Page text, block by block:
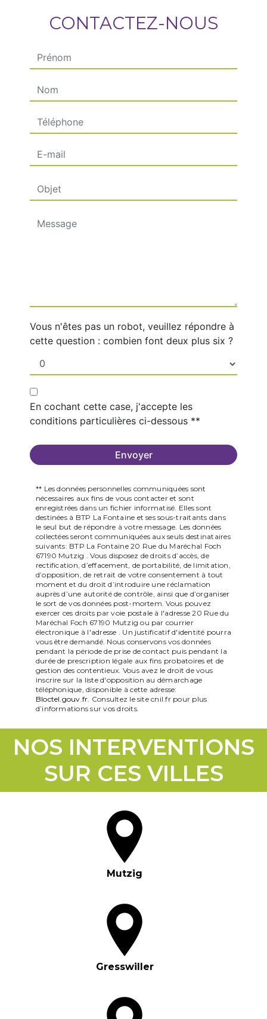
CONTACTEZ-NOUS
Vous n'êtes pas un robot, veuillez répondre à
cette question : combien font deux plus six ?
En cochant cette case, j'accepte les
conditions particulières ci-dessous **
Envoyer
** Les données personnelles communiquées sont
nécessaires aux fins de vous contacter et sont
enregistrées dans un fichier informatisé. Elles sont
destinées à BTP La Fontaine et ses sous-traitants dans
le seul but de répondre à votre message. Les données
collectées seront communiquées aux seuls destinataires
suivants: BTP La Fontaine 20 Rue du Maréchal Foch
67190 Mutzig . Vous disposez de droits d’accès, de
rectification, d’effacement, de portabilité, de limitation,
d’opposition, de retrait de votre consentement à tout
moment et du droit d’introduire une réclamation
auprès d’une autorité de contrôle, ainsi que d’organiser
le sort de vos données post-mortem. Vous pouvez
exercer ces droits par voie postale à l'adresse 20 Rue du
Maréchal Foch 67190 Mutzig ou par courrier
électronique à l'adresse . Un justificatif d'identité pourra
vous être demandé. Nous conservons vos données
pendant la période de prise de contact puis pendant la
durée de prescription légale aux fins probatoires et de
gestion des contentieux. Vous avez le droit de vous
inscrire sur la liste d'opposition au démarchage
téléphonique, disponible à cette adresse:
Bloctel.gouv.fr. Consultez le site cnil.fr pour plus
d’informations sur vos droits.
NOS INTERVENTIONS
SUR CES VILLES
Mutzig
Gresswiller